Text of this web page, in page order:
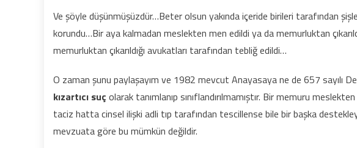
Ve şöyle düşünmüşüzdür…Beter olsun yakında içeride birileri tarafından
korundu…Bir aya kalmadan meslekten men edildi ya da memurluktan
memurluktan çıkarıldığı avukatları tarafından tebliğ edildi…
O zaman şunu paylaşayım ve 1982 mevcut Anayasaya ne de 657 sayılı
kızartıcı suç olarak tanımlanıp sınıflandırılmamıştır. Bir memuru
taciz hatta cinsel ilişki adli tıp tarafından tescillense bile bir başka
mevzuata göre bu mümkün değildir.